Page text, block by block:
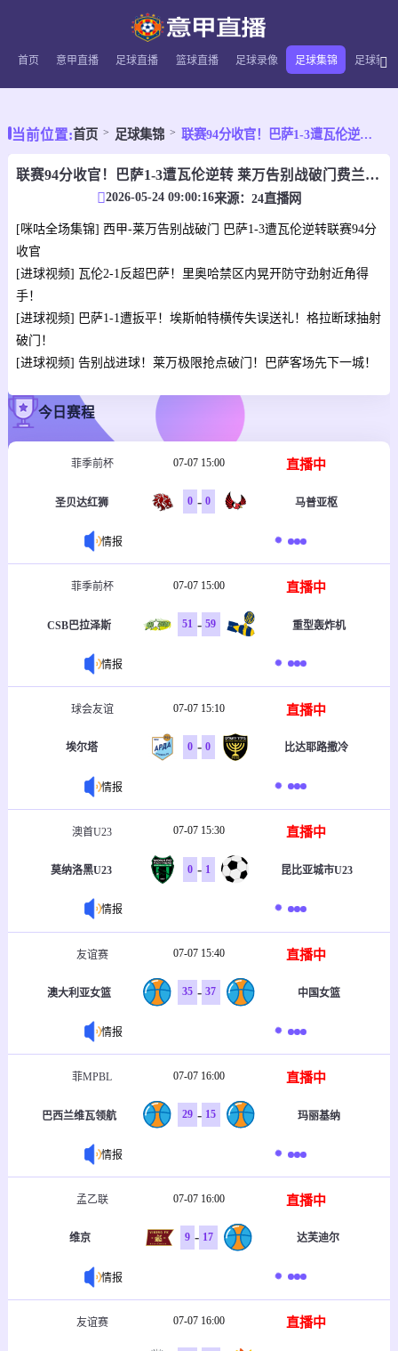
首页 意甲直播 足球直播 篮球直播 足球录像 足球集锦 足球新闻
当前位置:首页 足球集锦 联赛94分收官！巴萨1-3遭瓦伦逆转 莱万告别战破门费兰献助攻
联赛94分收官！巴萨1-3遭瓦伦逆转 莱万告别战破门费兰献助攻
2026-05-24 09:00:16来源： 24直播网
[咪咕全场集锦] 西甲-莱万告别战破门 巴萨1-3遭瓦伦逆转联赛94分
收官
[进球视频] 瓦伦2-1反超巴萨！里奥哈禁区内晃开防守劲射近角得
手！
[进球视频] 巴萨1-1遭扳平！埃斯帕特横传失误送礼！格拉断球抽射
破门！
[进球视频] 告别战进球！莱万极限抢点破门！巴萨客场先下一城！
今日赛程
菲季前杯 07-07 15:00 直播中
圣贝达红狮 0 - 0 马普亚枢
情报
菲季前杯 07-07 15:00 直播中
CSB巴拉泽斯 51 - 59 重型轰炸机
情报
球会友谊 07-07 15:10 直播中
埃尔塔 0 - 0 比达耶路撒冷
情报
澳首U23 07-07 15:30 直播中
莫纳洛黑U23 0 - 1 昆比亚城市U23
情报
友谊赛 07-07 15:40 直播中
澳大利亚女篮 35 - 37 中国女篮
情报
菲MPBL 07-07 16:00 直播中
巴西兰维瓦领航 29 - 15 玛丽基纳
情报
孟乙联 07-07 16:00 直播中
维京 9 - 17 达芙迪尔
情报
友谊赛 07-07 16:00 直播中